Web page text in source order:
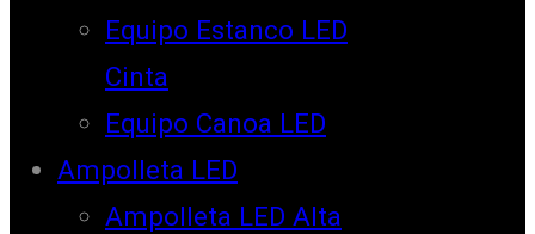
Equipo Estanco LED
Cinta
Equipo Canoa LED
Ampolleta LED
Ampolleta LED Alta